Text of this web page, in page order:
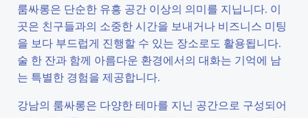
룸싸롱은 단순한 유흥 공간 이상의 의미를 지닙니다. 이
곳은 친구들과의 소중한 시간을 보내거나 비즈니스 미팅
을 보다 부드럽게 진행할 수 있는 장소로도 활용됩니다.
술 한 잔과 함께 아름다운 환경에서의 대화는 기억에 남
는 특별한 경험을 제공합니다.
강남의 룸싸롱은 다양한 테마를 지닌 공간으로 구성되어